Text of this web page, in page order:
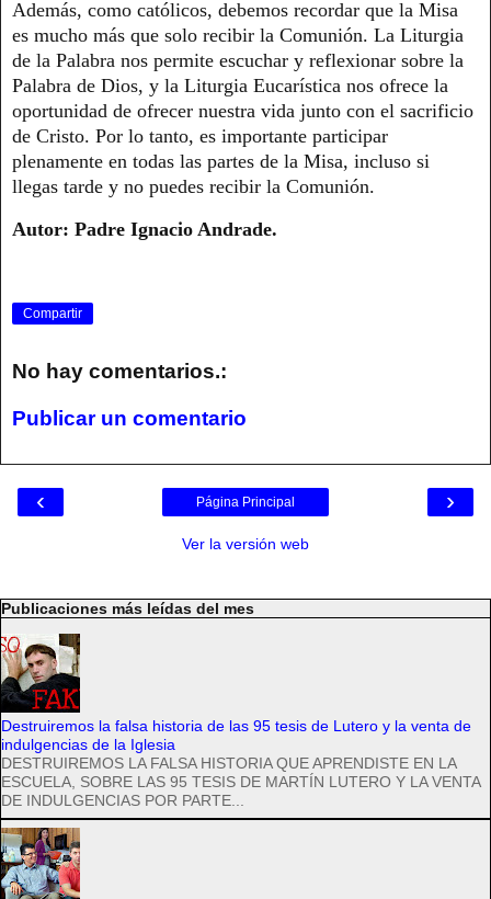
Además, como católicos, debemos recordar que la Misa
es mucho más que solo recibir la Comunión. La Liturgia
de la Palabra nos permite escuchar y reflexionar sobre la
Palabra de Dios, y la Liturgia Eucarística nos ofrece la
oportunidad de ofrecer nuestra vida junto con el sacrificio
de Cristo. Por lo tanto, es importante participar
plenamente en todas las partes de la Misa, incluso si
llegas tarde y no puedes recibir la Comunión.
Autor: Padre Ignacio Andrade.
Compartir
No hay comentarios.:
Publicar un comentario
‹ ›
Página Principal
Ver la versión web
Publicaciones más leídas del mes
Destruiremos la falsa historia de las 95 tesis de Lutero y la venta de
indulgencias de la Iglesia
DESTRUIREMOS LA FALSA HISTORIA QUE APRENDISTE EN LA
ESCUELA, SOBRE LAS 95 TESIS DE MARTÍN LUTERO Y LA VENTA
DE INDULGENCIAS POR PARTE...